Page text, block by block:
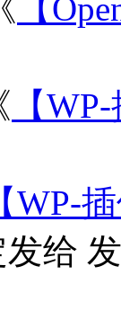
【
【
【WP-
给